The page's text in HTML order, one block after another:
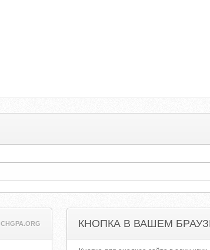
CHGPA.ORG КНОПКА В ВАШЕМ